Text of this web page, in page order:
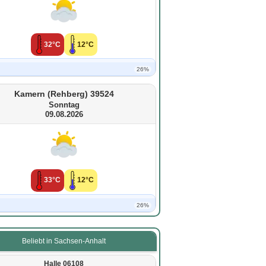
32°C 12°C
26%
Kamern (Rehberg) 39524
Sonntag
09.08.2026
33°C 12°C
26%
Beliebt in Sachsen-Anhalt
Halle 06108